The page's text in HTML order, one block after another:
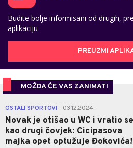
Budite bolje informisani od drugih,
aplikaciju
PREUZMI
MOŽDA ĆE VAS ZANIMATI
OSTALI SPORTOVI 03.12.2024.
Novak je otišao u WC i vratio se
kao drugi čovjek: Cicipasova
majka opet optužuje Đokovića!